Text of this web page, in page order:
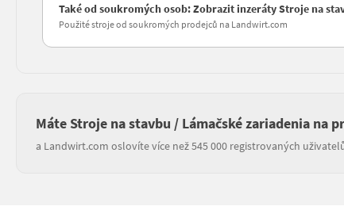
Také od soukromých osob: Zobrazit inzeráty Stroje na
Použité stroje od soukromých prodejců na Landwirt.com
Máte Stroje na stavbu / Lámačské zariadenia na
a Landwirt.com oslovíte více než 545 000 registrovaných